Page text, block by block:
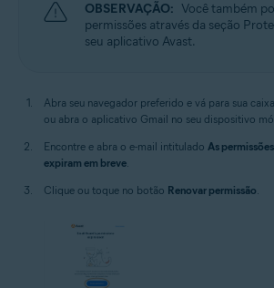
OBSERVAÇÃO: Você também
permissões através da seção
seu aplicativo Avast.
Abra seu navegador preferido e vá para sua
ou abra o aplicativo Gmail no seu dispositivo
Encontre e abra o e-mail intitulado As
expiram em breve.
Clique ou toque no botão Renovar permissão.